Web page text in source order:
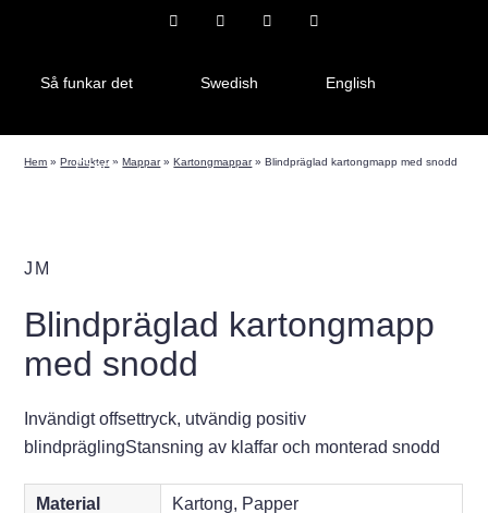
Så funkar det Swedish English
Czech
Hem »Produkter»Mappar»Kartongmappar»Blindpräglad kartongmapp med snodd
JM
Blindpräglad kartongmapp
med snodd
Invändigt offsettryck, utvändig positiv
blindpräglingStansning av klaffar och monterad snodd
Material Kartong, Papper